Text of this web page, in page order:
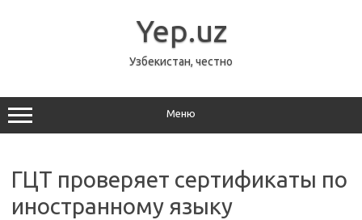
Yep.uz
Узбекистан, честно
Меню
ГЦТ проверяет сертификаты по
иностранному языку